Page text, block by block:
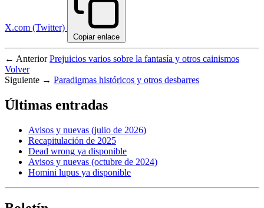
X.com (Twitter)
Copiar enlace
← Anterior Prejuicios varios sobre la fantasía y otros cainismos
Volver
Siguiente → Paradigmas históricos y otros desbarres
Últimas entradas
Avisos y nuevas (julio de 2026)
Recapitulación de 2025
Dead wrong ya disponible
Avisos y nuevas (octubre de 2024)
Homini lupus ya disponible